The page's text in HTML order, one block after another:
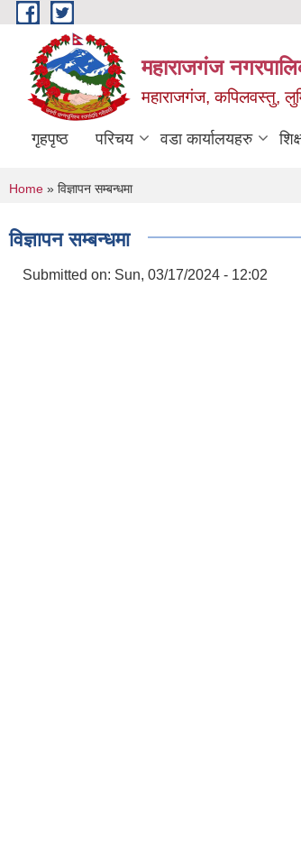
Skip to main content
महाराजगंज
महाराजगंज, कपिलवस्तु,
गृहपृष्ठ परिचय वडा कार्यालयहरु
You are here
Home » विज्ञापन सम्बन्धमा
विज्ञापन सम्बन्धमा
Submitted on: Sun, 03/17/2024 - 12:02